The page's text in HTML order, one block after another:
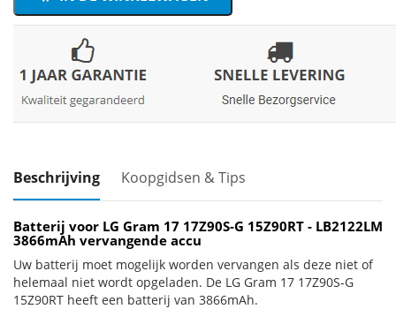
Beschrijving Koopgidsen & Tips
Batterij voor LG Gram 17 17Z90S-G 15Z90RT - LB2122LM
3866mAh vervangende accu
Uw batterij moet mogelijk worden vervangen als deze niet of
helemaal niet wordt opgeladen. De LG Gram 17 17Z90S-G
15Z90RT heeft een batterij van 3866mAh.